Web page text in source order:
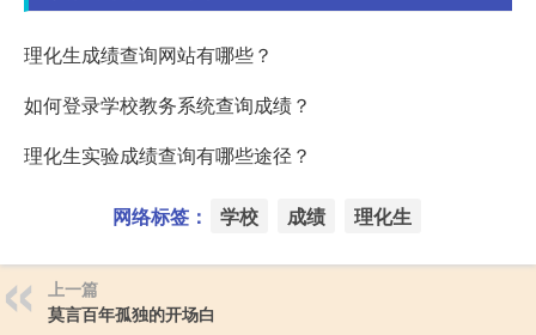
理化生成绩查询网站有哪些？
如何登录学校教务系统查询成绩？
理化生实验成绩查询有哪些途径？
网络标签： 学校 成绩 理化生
上一篇
莫言百年孤独的开场白